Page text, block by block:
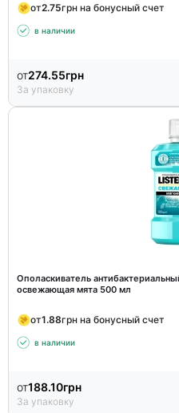
от2.75грн на бонусный счет
в наличии
от274.55грн
За упаковку
Ополаскиватель
освежающая мята 500 мл
от1.88грн на бонусный счет
в наличии
от188.10грн
За упаковку